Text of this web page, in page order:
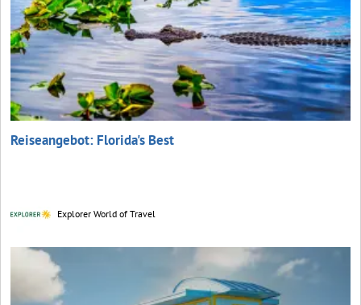
Reiseangebot: Florida's Best
Explorer World of Travel